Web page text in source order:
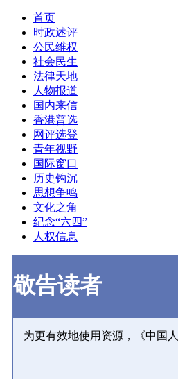
首页
时政述评
公民维权
社会民生
法律天地
人物报道
国内来信
香港普选
网评选登
青年视野
国际窗口
历史钩沉
思想争鸣
文化之角
纪念“六四”
人权信息
敬告读者
为更有效地使用资源，《中国